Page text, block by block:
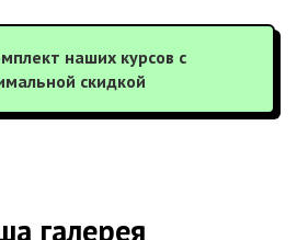
наших курсов с
скидкой
галерея